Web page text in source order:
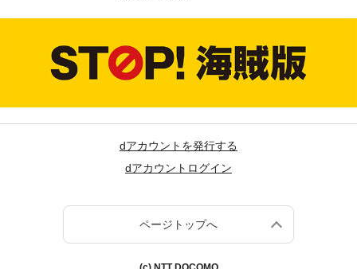
dアカウントを発行する
dアカウントログイン
ページトップへ